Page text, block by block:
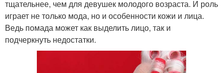
тщательнее, чем для девушек молодого возраста. И роль
играет не только мода, но и особенности кожи и лица.
Ведь помада может как выделить лицо, так и
подчеркнуть недостатки.